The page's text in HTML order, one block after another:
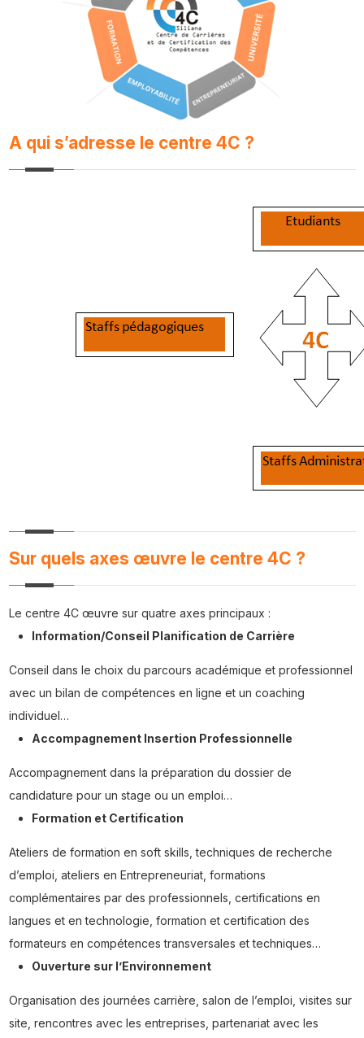
A qui s’adresse le centre 4C ?
Sur quels axes œuvre le centre 4C ?
Le centre 4C œuvre sur quatre axes principaux :
Information/Conseil Planification de Carrière
Conseil dans le choix du parcours académique et professionnel
avec un bilan de compétences en ligne et un coaching
individuel…
Accompagnement Insertion Professionnelle
Accompagnement dans la préparation du dossier de
candidature pour un stage ou un emploi…
Formation et Certification
Ateliers de formation en soft skills, techniques de recherche
d’emploi, ateliers en Entrepreneuriat, formations
complémentaires par des professionnels, certifications en
langues et en technologie, formation et certification des
formateurs en compétences transversales et techniques…
Ouverture sur l’Environnement
Organisation des journées carrière, salon de l’emploi, visites sur
site, rencontres avec les entreprises, partenariat avec les